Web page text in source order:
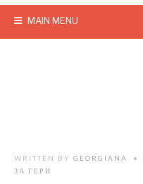
MAIN MENU
WRITTEN BY GEORGIANA •
ЗА ГЕРИ